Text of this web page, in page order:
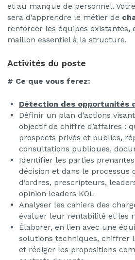
et au manque de personnel.
sera d’apprendre le métier de
renforcer les équipes existantes,
maillon essentiel à la structure.
Activités du poste
# Ce que vous ferez:
Détection des opportunités
Définir un plan d’actions
objectif de chiffre d’affaires :
prospects privés et publics,
consultations publiques,
Identifier les parties
décision et dans le processus
d’ordres, prescripteurs,
opinion leaders KOL
Analyser les cahiers des
évaluer leur rentabilité et les
Élaborer, en lien avec une
solutions techniques, chiffrer
et rédiger les propositions